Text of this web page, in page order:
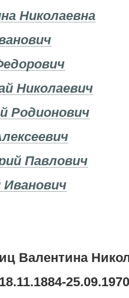
Николаевна
Николаевич
Родионович
Павлович
Иванович
Валентина